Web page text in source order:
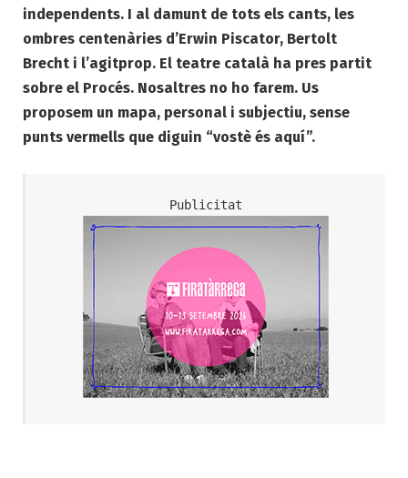
independents. I al damunt de tots els cants, les
ombres centenàries d’Erwin Piscator, Bertolt
Brecht i l’agitprop. El teatre català ha pres partit
sobre el Procés. Nosaltres no ho farem. Us
proposem un mapa, personal i subjectiu, sense
punts vermells que diguin “vostè és aquí”.
Publicitat